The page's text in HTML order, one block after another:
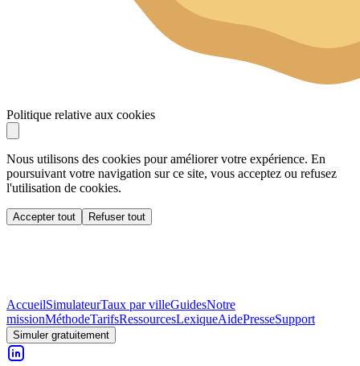
Politique relative aux cookies
Nous utilisons des cookies pour améliorer votre expérience. En
poursuivant votre navigation sur ce site, vous acceptez ou refusez
l'utilisation de cookies.
Accepter tout Refuser tout
AccueilSimulateurTaux par villeGuidesNotre
missionMéthodeTarifsRessourcesLexiqueAidePresseSupport
Simuler gratuitement